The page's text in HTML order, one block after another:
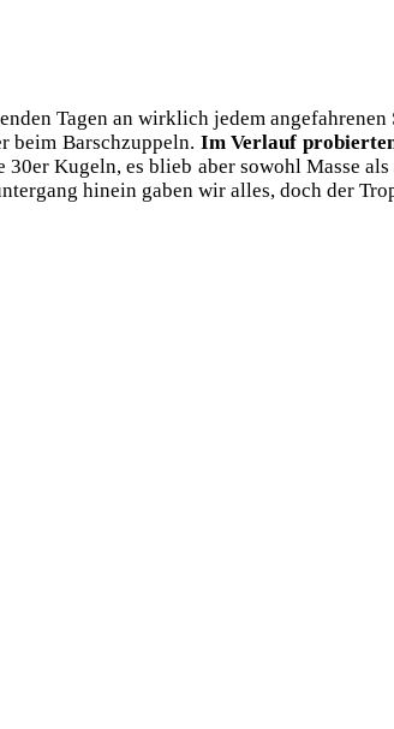
Tagen an wirk­lich jedem ange­fah­re­nen
beim Barsch­zup­peln. Im Ver­lauf
Kugeln, es blieb aber sowohl Mas­se
hin­ein gaben wir alles, doch der